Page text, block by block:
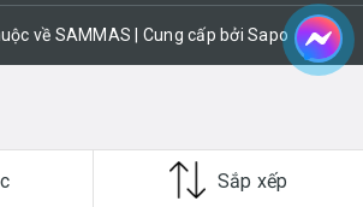
về SAMMAS | Cung cấp bởi Sapo
Sắp xếp